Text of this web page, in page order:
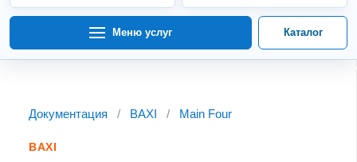
Меню услуг Каталог
Документация / BAXI / Main Four
BAXI